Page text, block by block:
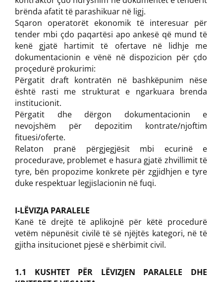
brënda afatit të parashikuar në ligj.
Sqaron operatorët ekonomik të interesuar për
tender mbi çdo paqartësi apo ankesë që mund të
kenë gjatë hartimit të ofertave në lidhje me
dokumentacionin e vënë në dispozicion për çdo
proçedurë prokurimi:
Përgatit draft kontratën në bashkëpunim nëse
është rasti me strukturat e ngarkuara brenda
institucionit.
Përgatit dhe dërgon dokumentacionin e
nevojshëm për depozitim kontrate/njoftim
fituesi/oferte.
Relaton pranë përgjegjësit mbi ecurinë e
procedurave, problemet e hasura gjatë zhvillimit të
tyre, bën propozime konkrete për zgjidhjen e tyre
duke respektuar legjislacionin në fuqi.
I-LËVIZJA PARALELE
Kanë të drejtë të aplikojnë për këtë procedurë
vetëm nëpunësit civilë të së njëjtës kategori, në të
gjitha insitucionet pjesë e shërbimit civil.
1.1 KUSHTET PËR LËVIZJEN PARALELE DHE